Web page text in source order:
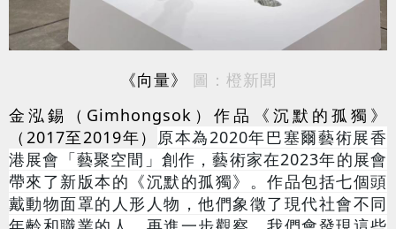
《向量》
圖：橙新聞
金泓錫（Gimhongsok）作品《沉默的孤獨》
（2017至2019年） 原本為2020年巴塞爾藝術展香
港展會「藝聚空間」創作，藝術家在2023年的展會
帶來了新版本的《沉默的孤獨》。作品包括七個頭
戴動物面罩的人形人物，他們象徵了現代社會不同